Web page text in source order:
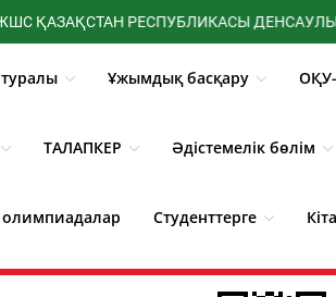
РЕСПУБЛИКАСЫ ДЕНСАУЛЫҚ
Ұжымдық басқару
ТАЛАПКЕР Әдістемелік бөлім
олимпиадалар Студенттерге